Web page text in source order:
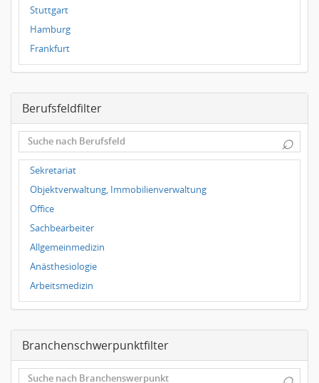
Stuttgart
Hamburg
Frankfurt
Dresden
Leipzig
Dortmund
Wuppertal
Hallbergmoos
Würzburg
Grünwald
Ulm
Bielefeld
Hannover
Duisburg
Berufsfeldfilter
⌕
Sekretariat
Objektverwaltung, Immobilienverwaltung
Office
Sachbearbeiter
Allgemeinmedizin
Anästhesiologie
Arbeitsmedizin
Augenheilkunde
Frauenheilkunde, Geburtshilfe
Hals-Nasen-Ohrenheilkunde
Branchenschwerpunktfilter